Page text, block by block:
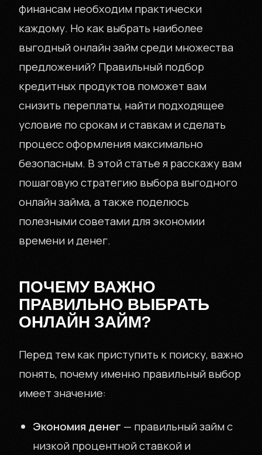
финансам необходим практически
каждому. Но как выбрать наиболее
выгодный онлайн займ среди множества
предложений? Правильный подбор
кредитных продуктов поможет вам
снизить переплаты, найти подходящее
условие по срокам и ставкам и сделать
процесс оформления максимально
безопасным. В этой статье я расскажу вам
пошаговую стратегию выбора выгодного
онлайн займа, а также поделюсь
полезными советами для экономии
времени и денег.
ПОЧЕМУ ВАЖНО
ПРАВИЛЬНО ВЫБРАТЬ
ОНЛАЙН ЗАЙМ?
Перед тем как приступить к поиску, важно
понять, почему именно правильный выбор
имеет значение:
Экономия денег — правильный займ с
низкой процентной ставкой и